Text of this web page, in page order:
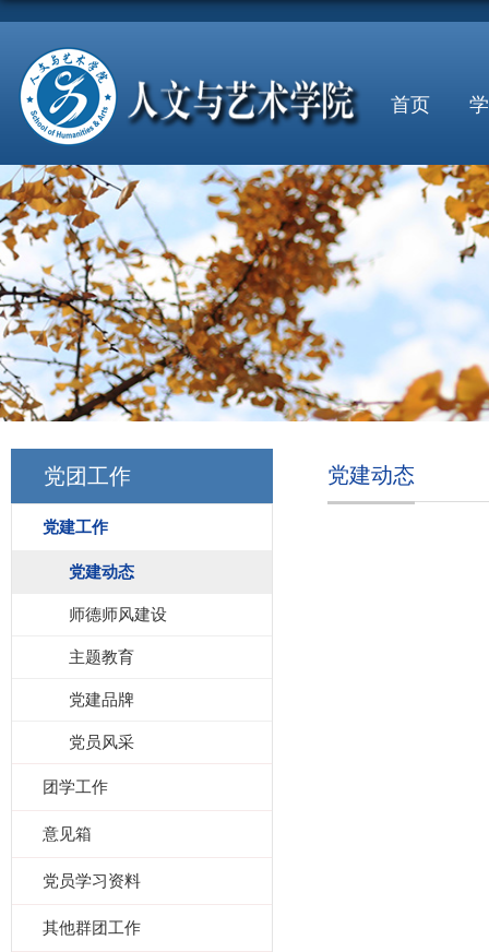
首页
党团工作
党建工作
党建动态
师德师风建设
主题教育
党建品牌
党员风采
团学工作
意见箱
党员学习资料
其他群团工作
党建动态